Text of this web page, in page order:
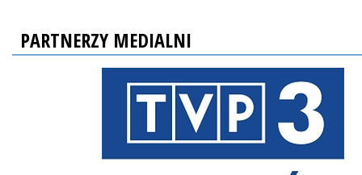
PARTNERZY MEDIALNI